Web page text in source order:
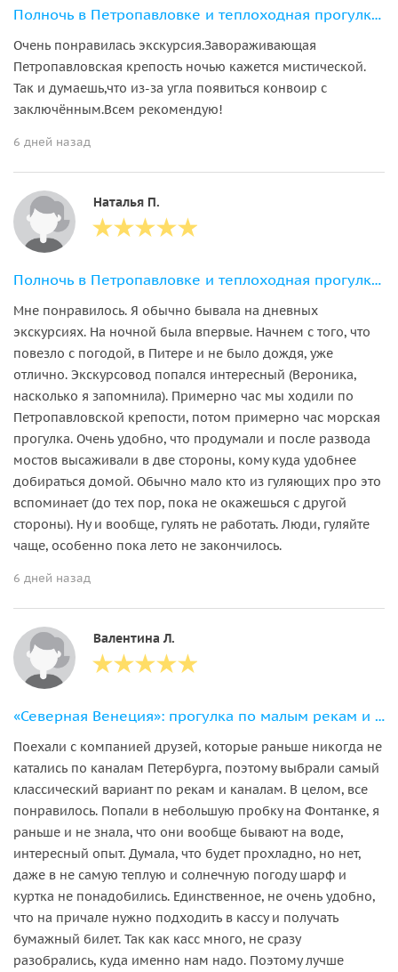
Полночь в Петропавловке и теплоходная прогулка к разведенным мостам
Очень понравилась экскурсия.Завораживающая
Петропавловская крепость ночью кажется мистической.
Так и думаешь,что из-за угла появиться конвоир с
заключённым.Всем рекомендую!
6 дней назад
Наталья П.
Полночь в Петропавловке и теплоходная прогулка к разведенным мостам
Мне понравилось. Я обычно бывала на дневных
экскурсиях. На ночной была впервые. Начнем с того, что
повезло с погодой, в Питере и не было дождя, уже
отлично. Экскурсовод попался интересный (Вероника,
насколько я запомнила). Примерно час мы ходили по
Петропавловской крепости, потом примерно час морская
прогулка. Очень удобно, что продумали и после развода
мостов высаживали в две стороны, кому куда удобнее
добираться домой. Обычно мало кто из гуляющих про это
вспоминает (до тех пор, пока не окажешься с другой
стороны). Ну и вообще, гулять не работать. Люди, гуляйте
чаще, особенно пока лето не закончилось.
6 дней назад
Валентина Л.
«Северная Венеция»: прогулка по малым рекам и каналам Петербурга
Поехали с компанией друзей, которые раньше никогда не
катались по каналам Петербурга, поэтому выбрали самый
классический вариант по рекам и каналам. В целом, все
понравилось. Попали в небольшую пробку на Фонтанке, я
раньше и не знала, что они вообще бывают на воде,
интересный опыт. Думала, что будет прохладно, но нет,
даже в не самую теплую и солнечную погоду шарф и
куртка не понадобились. Единственное, не очень удобно,
что на причале нужно подходить в кассу и получать
бумажный билет. Так как касс много, не сразу
разобрались, куда именно нам надо. Поэтому лучше